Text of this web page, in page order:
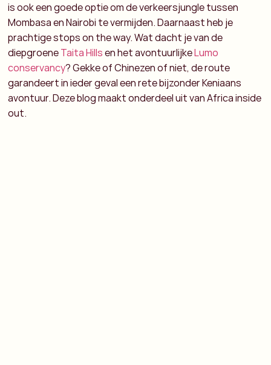
is ook een goede optie om de verkeersjungle tussen
Mombasa en Nairobi te vermijden. Daarnaast heb je
prachtige stops on the way. Wat dacht je van de
diepgroeneTaita Hillsen het avontuurlijkeLumo
conservancy? Gekke of Chinezen of niet, de route
garandeert in ieder geval een rete bijzonder Keniaans
avontuur. Deze blog maakt onderdeel uit van Africa inside
out.